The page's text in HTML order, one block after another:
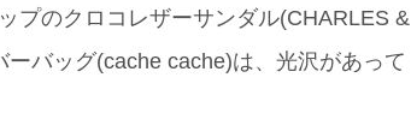
のクロコレザーサンダル(CHARLES &
バッグ(cache cache)は、光沢があって